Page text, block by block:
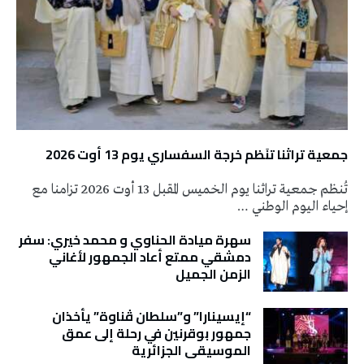
جمعية تراثنا تنَظم خرجة السفساري يوم 13 أوت 2026
تُنظم جمعية تراثنا يوم الخميس المقبل 13 أوت 2026 تزامنا مع
إحياء اليوم الوطني …
سهرة ميادة الحناوي و محمد خيري: سفر
دمشقي ممتع أعاد الجمهور لأغاني
الزمن الجميل
“إيسينارا” و”سلطان ڤناوة” يأخذان
جمهور بوقرنين في رحلة إلى عمق
الموسيقى الجزائرية